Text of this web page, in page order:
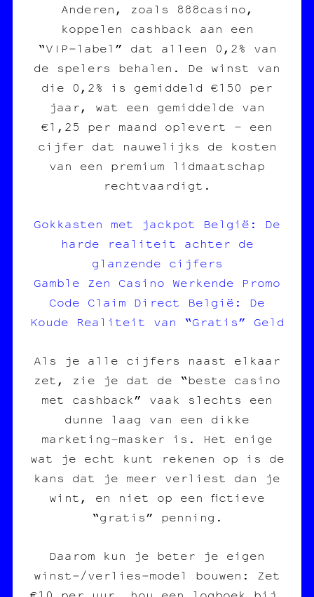
Anderen, zoals 888casino,
koppelen cashback aan een
“VIP‑label” dat alleen 0,2% van
de spelers behalen. De winst van
die 0,2% is gemiddeld €150 per
jaar, wat een gemiddelde van
€1,25 per maand oplevert – een
cijfer dat nauwelijks de kosten
van een premium lidmaatschap
rechtvaardigt.
Gokkasten met jackpot België: De
harde realiteit achter de
glanzende cijfers
Gamble Zen Casino Werkende Promo
Code Claim Direct België: De
Koude Realiteit van “Gratis” Geld
Als je alle cijfers naast elkaar
zet, zie je dat de “beste casino
met cashback” vaak slechts een
dunne laag van een dikke
marketing‑masker is. Het enige
wat je echt kunt rekenen op is de
kans dat je meer verliest dan je
wint, en niet op een fictieve
“gratis” penning.
Daarom kun je beter je eigen
winst‑/verlies‑model bouwen: Zet